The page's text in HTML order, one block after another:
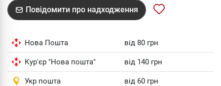
Повідомити про надходження
Нова Пошта від 80 грн
Кур'єр "Нова пошта" від 140 грн
Укр пошта від 60 грн